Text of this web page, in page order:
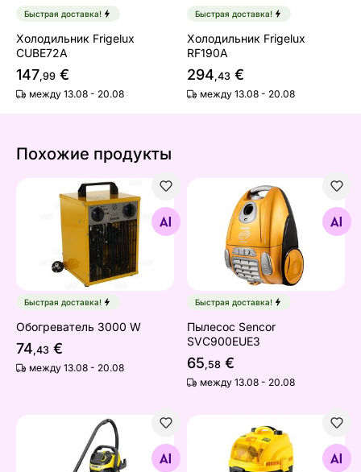
Быстрая доставка!
Холодильник Frigelux
CUBE72A
147,99 €
между 13.08 - 20.08
Быстрая доставка!
Холодильник Frigelux
RF190A
294,43 €
между 13.08 - 20.08
Похожие продукты
Обогреватель 3000 W
Найдите похожие
Быстрая доставка!
Обогреватель 3000 W
74,43 €
между 13.08 - 20.08
Пылесос Sencor
Найдите похожие
Быстрая доставка!
Пылесос Sencor
SVC900EUE3
65,58 €
между 13.08 - 20.08
Пылесос для влажной и сухой уборки Kärcher WD 5
Найдите похожие
Пылесос Sencor SVC3001
Найдите похожие